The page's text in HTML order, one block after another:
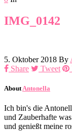
IMG_0142
5. Oktober 2018 By
Share
Tweet
About Antonella
Ich bin's die
und Zauberhafte
und genießt meine